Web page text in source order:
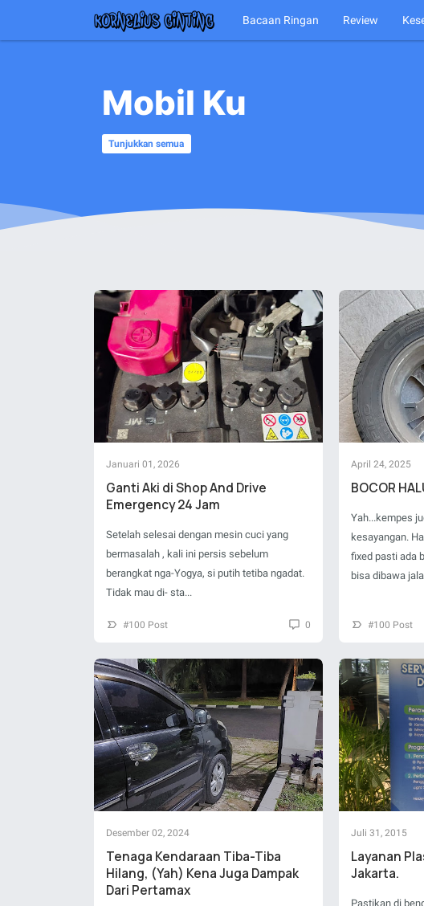
Bacaan Ringan Review
Mobil Ku
Tunjukkan semua
Januari 01, 2026
Ganti Aki di Shop And Drive
Emergency 24 Jam
Setelah selesai dengan mesin cuci yang
bermasalah , kali ini persis sebelum
berangkat nga-Yogya, si putih tetiba ngadat.
Tidak mau di- sta...
#100 Post 0
April 24, 2025
BOCOR
Yah...kempes
kesayangan.
fixed pasti ada
bisa dibawa
#100 Post
Desember 02, 2024
Tenaga Kendaraan Tiba-Tiba
Hilang, (Yah) Kena Juga Dampak
Dari Pertamax
Juli 31, 2015
Layanan
Jakarta.
Pastikan di